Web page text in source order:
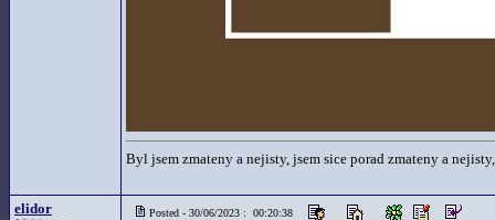
Byl jsem zmateny a nejisty, jsem sice porad zmateny a
elidor Posted - 30/06/2023 : 00:20:38